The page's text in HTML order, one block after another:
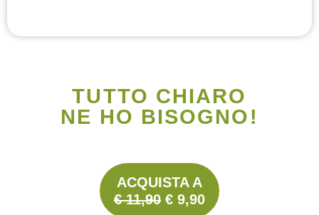
TUTTO CHIARO
NE HO BISOGNO!
ACQUISTA A
€ 11,90 € 9,90